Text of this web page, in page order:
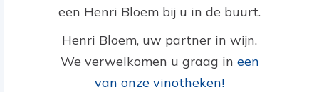
een Henri Bloem bij u in de buurt.
Henri Bloem, uw partner in wijn.
We verwelkomen u graag in een
van onze vinotheken!